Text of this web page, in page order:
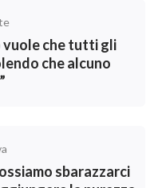
trappola: quando
uno a uno in
e leggono ciò
di cure, non
che gli garba, ma
vuole che tutti gli
che alcuno
sbarazzarci